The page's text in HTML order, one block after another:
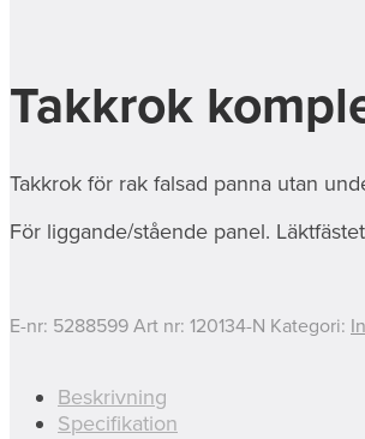
Takkrok
Takkrok för rak falsad panna utan
För liggande/stående panel.
E-nr: 5288599 Art nr: 120134-N Kategori:
Beskrivning
Specifikation